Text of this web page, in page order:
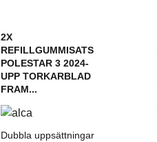
2X
REFILLGUMMISATS
POLESTAR 3 2024-
UPP TORKARBLAD
FRAM...
Dubbla uppsättningar